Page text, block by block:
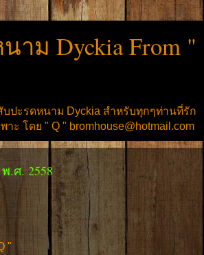
าม Dyckia From "
ปะรดหนาม Dyckia สำหรับทุกๆท่านที่รัก
ะ โดย " Q " bromhouse@hotmail.com
.ศ. 2558
"